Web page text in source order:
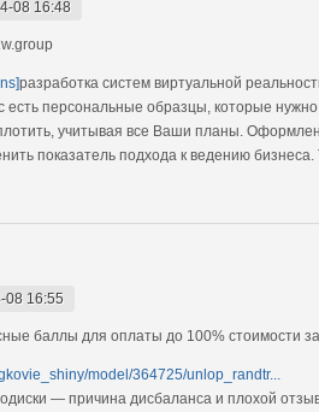
08 16:48
разработка систем виртуальной
персональные образцы, которые
учитывая все Ваши планы.
показатель подхода к ведению
08 16:55
баллы для оплаты до 100% стоимости
model/364725/unlop_randtr...
— причина дисбаланса и плохой